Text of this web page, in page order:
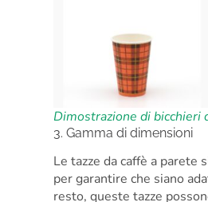
Dimostrazione di bicchieri
3. Gamma di dimensioni
Le tazze da caffè a parete
per garantire che siano
resto, queste tazze